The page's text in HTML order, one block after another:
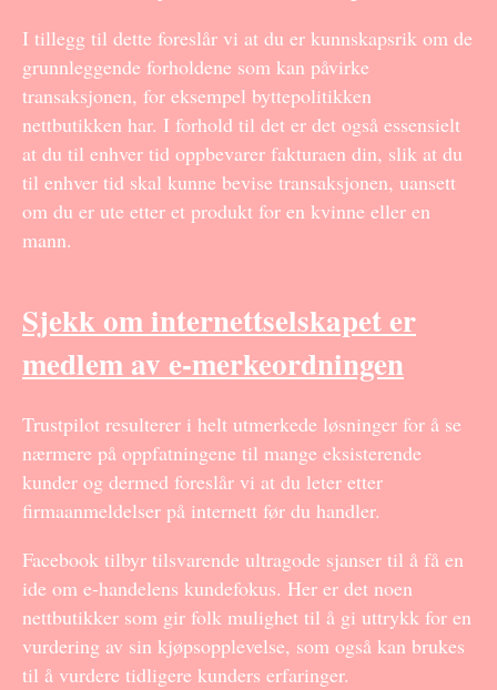
I tillegg til dette foreslår vi at du er kunnskapsrik om de
grunnleggende forholdene som kan påvirke
transaksjonen, for eksempel byttepolitikken
nettbutikken har. I forhold til det er det også essensielt
at du til enhver tid oppbevarer fakturaen din, slik at du
til enhver tid skal kunne bevise transaksjonen, uansett
om du er ute etter et produkt for en kvinne eller en
mann.
Sjekk om internettselskapet er
medlem av e-merkeordningen
Trustpilot resulterer i helt utmerkede løsninger for å se
nærmere på oppfatningene til mange eksisterende
kunder og dermed foreslår vi at du leter etter
firmaanmeldelser på internett før du handler.
Facebook tilbyr tilsvarende ultragode sjanser til å få en
ide om e-handelens kundefokus. Her er det noen
nettbutikker som gir folk mulighet til å gi uttrykk for en
vurdering av sin kjøpsopplevelse, som også kan brukes
til å vurdere tidligere kunders erfaringer.